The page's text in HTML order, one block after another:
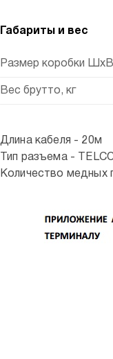
Габариты и вес
Размер коробки
Вес брутто, кг
Длина кабеля - 20м
Тип разъема -
Количество медных